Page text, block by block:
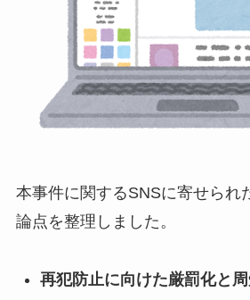
本事件に関するSNSに寄せられ
論点を整理しました。
再犯防止に向けた厳罰化と